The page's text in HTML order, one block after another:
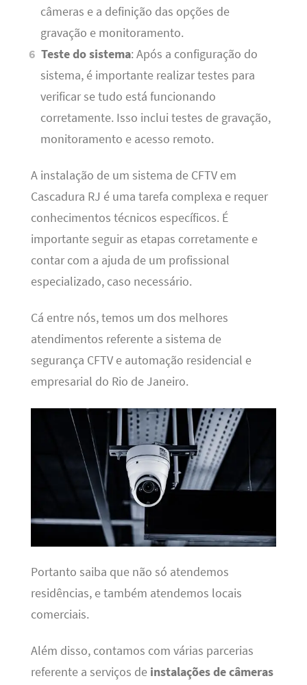
câmeras e a definição das opções de
gravação e monitoramento.
Teste do sistema: Após a configuração do
sistema, é importante realizar testes para
verificar se tudo está funcionando
corretamente. Isso inclui testes de gravação,
monitoramento e acesso remoto.
A instalação de um sistema de CFTV em
Cascadura RJ é uma tarefa complexa e requer
conhecimentos técnicos específicos. É
importante seguir as etapas corretamente e
contar com a ajuda de um profissional
especializado, caso necessário.
Cá entre nós, temos um dos melhores
atendimentos referente a sistema de
segurança CFTV e automação residencial e
empresarial do Rio de Janeiro.
Portanto saiba que não só atendemos
residências, e também atendemos locais
comerciais.
Além disso, contamos com várias parcerias
referente a serviços de instalações de câmeras